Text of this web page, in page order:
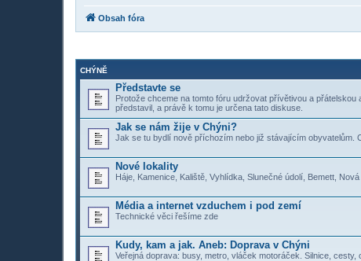
Obsah fóra
CHÝNĚ
Představte se
Protože chceme na tomto fóru udržovat přívětivou a
představil, a právě k tomu je určena tato diskuse.
Jak se nám žije v Chýni?
Jak se tu bydlí nově příchozím nebo již stávajícím obyvatelům.
Nové lokality
Háje, Kamenice, Kaliště, Vyhlídka, Slunečné údolí, Bemett,
Média a internet vzduchem i pod zemí
Technické věci řešíme zde
Kudy, kam a jak. Aneb: Doprava v Chýni
Veřejná doprava: busy, metro, vláček motoráček. Silnice,